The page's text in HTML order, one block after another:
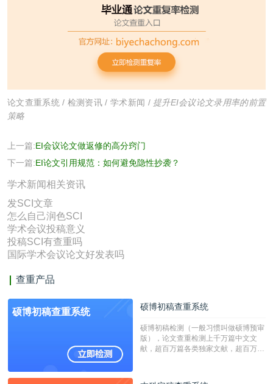
论文查重系统 / 检测资讯 / 学术新闻 / 提升EI会议论文录用率的前置
策略
上一篇:EI会议论文做返修的高分窍门
下一篇:EI论文引用规范：如何避免隐性抄袭？
学术新闻相关资讯
发SCI文章
怎么自己润色SCI
学术会议投稿意义
投稿SCI有查重吗
国际学术会议论文好发表吗
查重产品
硕博初稿查重系统 硕博初稿查重系统
硕博初稿检测（一般习惯叫做硕博预审
版），论文查重检测上千万篇中文文
献，超百万篇各类独家文献，超百万港
校用来检测硕博论文的系统，检测范围